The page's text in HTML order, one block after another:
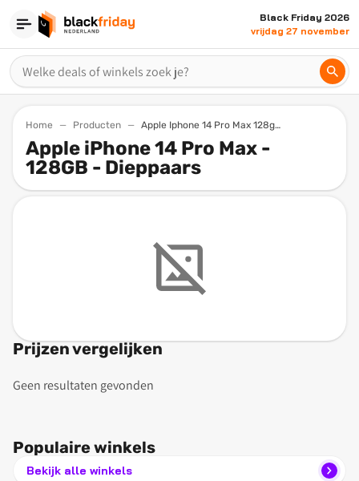
Black Friday 2026
vrijdag 27 november
Home Producten Apple Iphone 14 Pro Max 128gb Dieppaars
Apple iPhone 14 Pro Max -
128GB - Dieppaars
Prijzen vergelijken
Geen resultaten gevonden
Populaire winkels
Bekijk alle winkels